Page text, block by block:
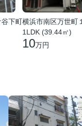
下町横浜市南区万世町
1LDK (39.44㎡)
10万円